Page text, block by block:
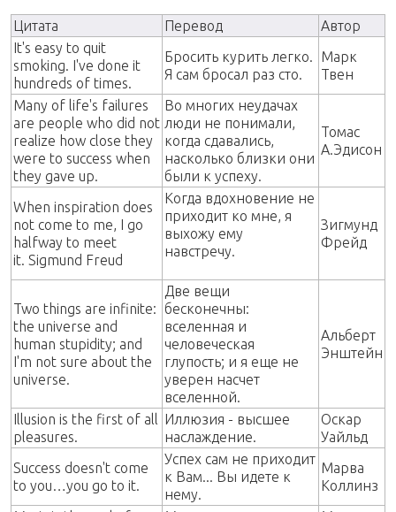
Цитата Перевод
Автор
It's easy to quit
smoking. I've done it
hundreds of times.
Бросить курить легко.
Я сам бросал раз сто.
Марк
Твен
Many of life's failures
are people who did not
realize how close they
were to success when
they gave up.
Во многих неудачах
люди не понимали,
когда сдавались,
насколько близки они
были к успеху.
Томас
А.Эдисон
When inspiration does
not come to me, I go
halfway to meet
it. Sigmund Freud
Когда вдохновение не
приходит ко мне, я
выхожу ему
навстречу.
Зигмунд
Фрейд
Two things are infinite:
the universe and
human stupidity; and
I'm not sure about the
universe.
Две вещи
бесконечны:
вселенная и
человеческая
глупость; и я еще не
уверен насчет
вселенной.
Альберт
Энштейн
Illusion is the first of all
pleasures.
Иллюзия - высшее
наслаждение.
Оскар
Уайльд
Success doesn't come
to you…you go to it.
Успех сам не приходит
к Вам... Вы идете к
нему.
Марва
Коллинз